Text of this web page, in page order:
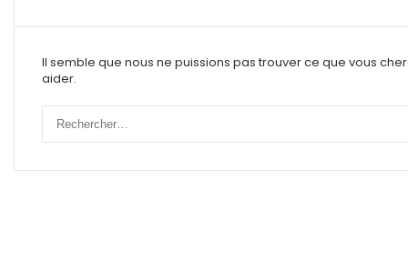
Il semble que nous ne puissions pas trouver ce que vous
aider.